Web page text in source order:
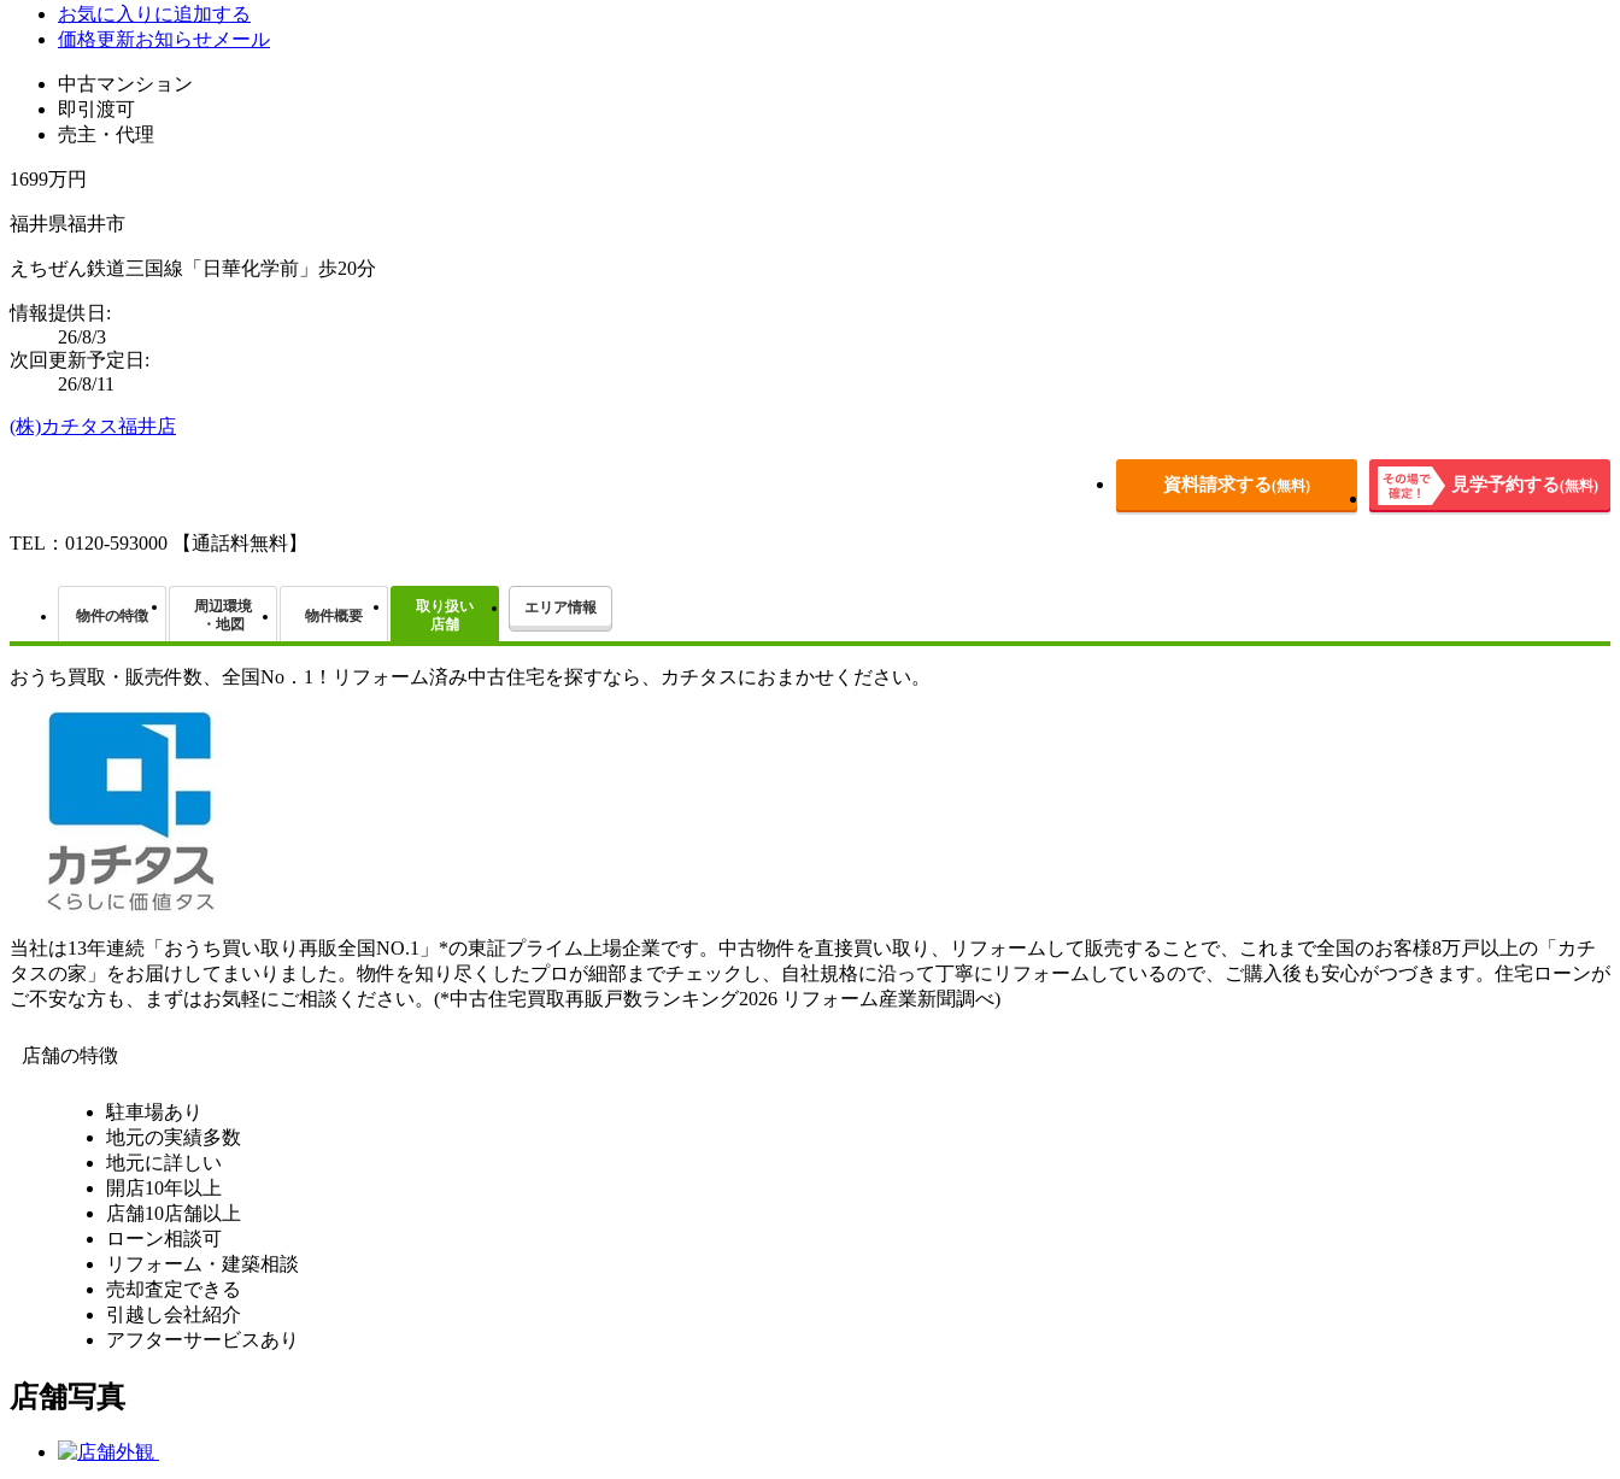
お気に入りに追加する
価格更新お知らせメール
中古マンション
即引渡可
売主・代理
1699万円
福井県福井市
えちぜん鉄道三国線「日華化学前」歩20分
情報提供日:
26/8/3
次回更新予定日:
26/8/11
(株)カチタス福井店
資料請求する(無料)
その場
見学予約する(無料)
TEL：0120-593000 【通話料無料】
物件の特徴
周辺環境
・地図
物件概要
取り扱い
店舗
エリア情報
おうち買取・販売件数、全国No．1！リフォーム済み中古住宅を探すなら、カチタスにおまかせください。
当社は13年連続「おうち買い取り再販全国NO.1」*の東証プライム上場企業です。中古物件を直接買い取り、リフォームして販売することで、これまで全国のお客様8万戸以上の「カチ
タスの家」をお届けしてまいりました。物件を知り尽くしたプロが細部までチェックし、自社規格に沿って丁寧にリフォームしているので、ご購入後も安心がつづきます。住宅ローンが
ご不安な方も、まずはお気軽にご相談ください。(*中古住宅買取再販戸数ランキング2026 リフォーム産業新聞調べ)
店舗の特徴
駐車場あり
地元の実績多数
地元に詳しい
開店10年以上
店舗10店舗以上
ローン相談可
リフォーム・建築相談
売却査定できる
引越し会社紹介
アフターサービスあり
店舗写真